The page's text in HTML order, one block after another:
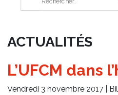
ACTUALITÉS
L’UFCM dans
Vendredi 3 novembre 2017 |